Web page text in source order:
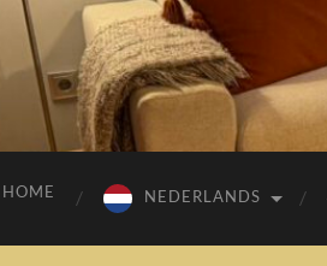
HOME NEDERLANDS